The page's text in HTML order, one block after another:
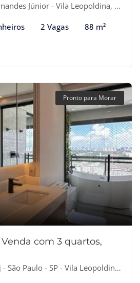
Júnior - Vila Leopoldina, São Paulo-SP
2 Vagas 88 m²
Pronto para Morar
com 3 quartos,
- SP - Vila Leopoldina, São Paulo-SP